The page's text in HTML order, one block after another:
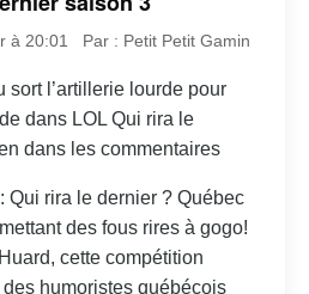
à 20:01 Par : Petit Petit Gamin
sort l’artillerie lourde pour
dans LOL Qui rira le
dans les commentaires
Qui rira le dernier ? Québec
des fous rires à gogo!
cette compétition
humoristes québécois